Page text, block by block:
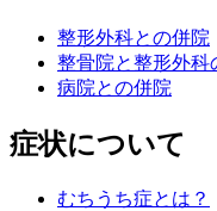
整形外科との併院
整骨院と整形外科
病院との併院
症状について
むちうち症とは？